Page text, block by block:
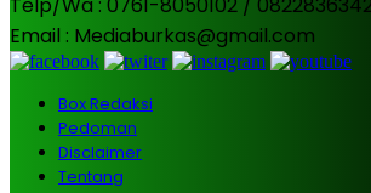
Email : Mediaburkas@gmail.com
Box Redaksi
Pedoman
Disclaimer
Tentang